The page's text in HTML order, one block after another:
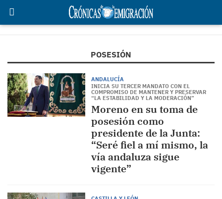
POSESIÓN
ANDALUCÍA
INICIA SU TERCER MANDATO CON EL
COMPROMISO DE MANTENER Y PRESERVAR
“LA ESTABILIDAD Y LA MODERACIÓN”
Moreno en su toma de
posesión como
presidente de la Junta:
“Seré fiel a mí mismo, la
vía andaluza sigue
vigente”